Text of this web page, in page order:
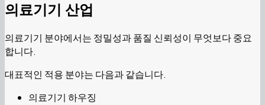
의료기기 산업
의료기기 분야에서는 정밀성과 품질 신뢰성이 무엇보다 중요
합니다.
대표적인 적용 분야는 다음과 같습니다.
의료기기 하우징